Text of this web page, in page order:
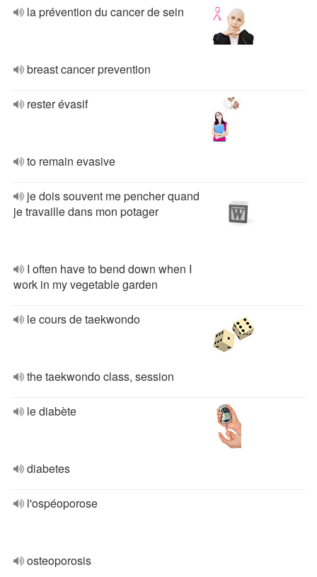
la prévention du cancer de sein
breast cancer prevention
rester évasif
to remain evasive
je dois souvent me pencher quand
je travaille dans mon potager
I often have to bend down when I
work in my vegetable garden
le cours de taekwondo
the taekwondo class, session
le diabète
diabetes
l'ospéoporose
osteoporosis